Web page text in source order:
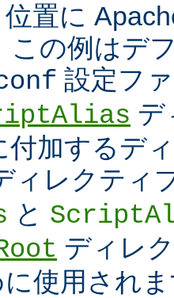
置に
この例はデ
設定フ
デ
付加するデ
ィレクティ
と
ディレ
に使用され